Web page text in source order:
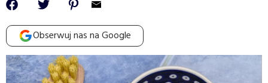
Obserwuj nas na Google